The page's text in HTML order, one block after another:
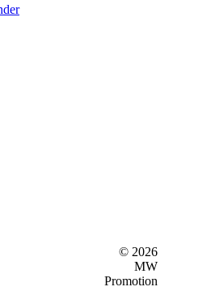
© 2026
MW
Promotion